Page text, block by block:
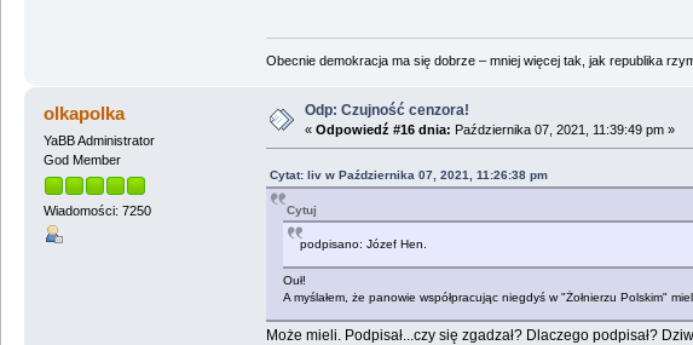
Obecnie demokracja ma się dobrze – mniej więcej tak, jak republika
olkapolka
YaBB Administrator
God Member
Wiadomości: 7250
Odp: Czujność cenzora!
« Odpowiedź #16 dnia: Października 07, 2021, 11:39:49 pm »
Cytat: liv w Października 07, 2021, 11:26:38 pm
Cytuj
podpisano: Józef Hen.
Ouł!
A myślałem, że panowie współpracując niegdyś w "Żołnierzu Polskim"
Może mieli. Podpisał...czy się zgadzał? Dlaczego podpisał?